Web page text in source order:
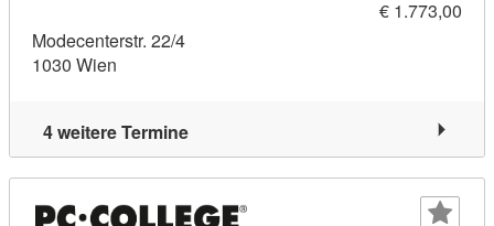
€ 1.773,00
Modecenterstr. 22/4
1030 Wien
4 weitere Termine